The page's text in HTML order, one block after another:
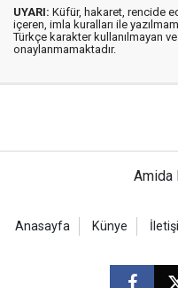
UYARI: Küfür, hakaret, rencide
içeren, imla kuralları ile
Türkçe karakter kullanılmayan
onaylanmamaktadır.
Amida
Anasayfa Künye